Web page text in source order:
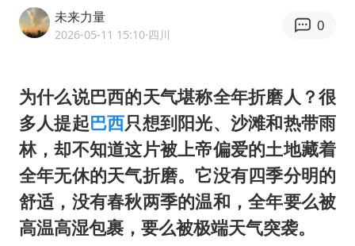
10余省份将出现强风雨 局地特大暴雨
《龙餐馆》 冲奖
构建更高水平的全民健身公共服务体系
上门女婿出轨女邻居多年被判重婚罪
香港刷新1884年以来最高气温纪录
新疆一婚礼线上邀请引热议
未来力量
2026-05-11 15:10·四川
0
为什么说巴西的天气堪称全年折磨人？很
多人提起巴西只想到阳光、沙滩和热带雨
林，却不知道这片被上帝偏爱的土地藏着
全年无休的天气折磨。它没有四季分明的
舒适，没有春秋两季的温和，全年要么被
高温高湿包裹，要么被极端天气突袭。